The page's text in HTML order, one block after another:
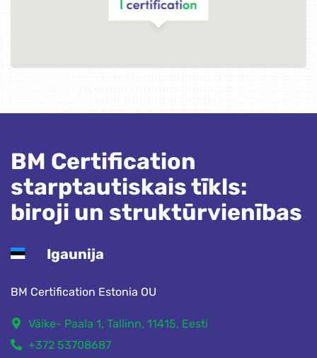
BM Certification
starptautiskais tīkls:
biroji un struktūrvienības
Igaunija
BM Certification Estonia OU
Väike- Paala 1, Tallinn, 11415, Eesti
+372 53708687